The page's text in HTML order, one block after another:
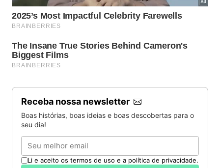
Receba nossa newsletter
Boas histórias, boas ideias e boas descobertas para o
seu dia!
Email
Li e aceito os termos de uso e a política de privacidade.